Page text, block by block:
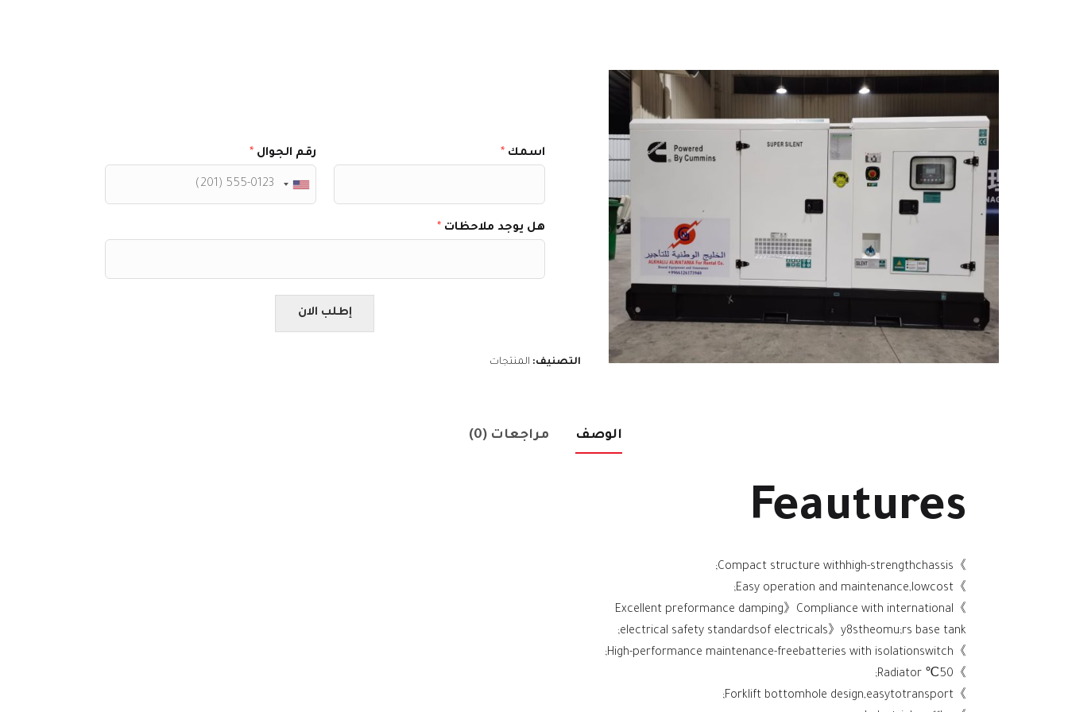
اسمك * رقم الجوال *
هل يوجد ملاحظات *
إطلب الان
التصنيف: المنتجات
الوصف مراجعات (0)
Feautures
》Compact structure withhigh-strengthchassis;
》Easy operation and maintenance,lowcost;
》Excellent preformance damping》Compliance with international
electrical safety standardsof electricals》y8stheomu;rs base tank;
》High-performance maintenance-freebatteries with isolationswitch;
》50℃ Radiator;
》Forklift bottomhole design,easytotransport;